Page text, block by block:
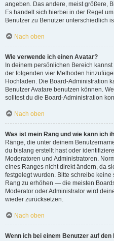
angeben. Das andere, meist größere,
Es handelt sich hierbei in der Regel
Benutzer zu Benutzer unterschiedlich
Nach oben
Wie verwende ich einen Avatar?
In deinem persönlichen Bereich
der folgenden vier Methoden
Hochladen. Die Board-Administration
Benutzer Avatare benutzen können.
solltest du die Board-Administration
Nach oben
Was ist mein Rang und wie kann ich
Ränge, die unter deinem
du bislang erstellt hast oder
Moderatoren und Administratoren.
eines Ranges nicht direkt ändern, da
festgelegt wurden. Bitte schreibe
Rang zu erhöhen — die meisten
Moderator oder Administrator wird
wieder zurücksetzen.
Nach oben
Wenn ich bei einem Benutzer auf